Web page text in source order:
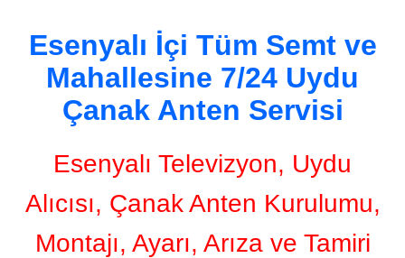
Esenyalı İçi Tüm Semt ve
Mahallesine 7/24 Uydu
Çanak Anten Servisi
Esenyalı Televizyon, Uydu
Alıcısı, Çanak Anten Kurulumu,
Montajı, Ayarı, Arıza ve Tamiri